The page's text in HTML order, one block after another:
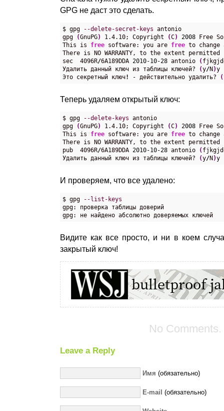
GPG не даст это сделать.
$ gpg --delete-secret-keys antonio
gpg
(GnuPG) 1.4.10; Copyright (C) 2008 Free
This is free software: you are free to
There is NO WARRANTY, to the extent
sec  4096R/6A189DDA 2010-10-28 antonio (
Удалить данный ключ из таблицы ключей?
(y/N)y
Это секретный ключ! - действительно удалить? (
Теперь удаляем открытый ключ:
$ gpg --delete-keys antonio
gpg
(GnuPG) 1.4.10; Copyright (C) 2008 Free
This is free software: you are free to
There is NO WARRANTY, to the extent
pub  4096R/6A189DDA 2010-10-28 antonio (
Удалить данный ключ из таблицы ключей?
(y/N)y
И проверяем, что все удалено:
$ gpg
--list-keys
gpg: проверка таблицы доверий
gpg: не найдено абсолютно доверяемых ключей
Видите как все просто, и ни в коем
закрытый ключ!
No Comments.
Leave a Reply
Имя (обязательно)
E-mail (обязательно)